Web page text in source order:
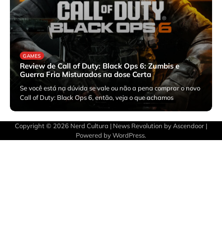
GAMES
Review de Call of Duty: Black Ops 6: Zumbis e
Guerra Fria Misturados na dose Certa
Se você está na dúvida se vale ou não a pena comprar o novo
Call of Duty: Black Ops 6, então, veja o que achamos
novembro 6, 2024
Copyright © 2026 Nerd Cultura | News Revolution by Ascendoor |
Powered byWordPress.